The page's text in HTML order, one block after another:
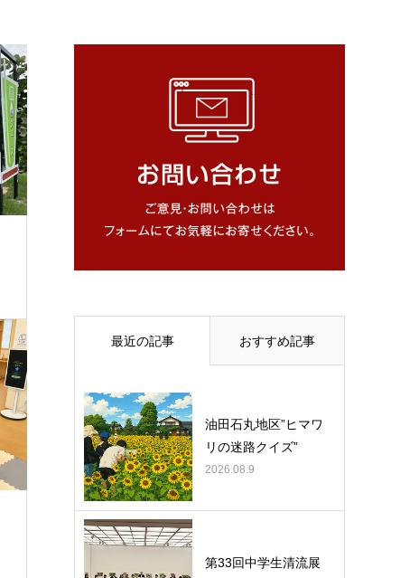
最近の記事 おすすめ記事
油田石丸地区”ヒマワ
リの迷路クイズ”
2026.08.9
第33回中学生清流展